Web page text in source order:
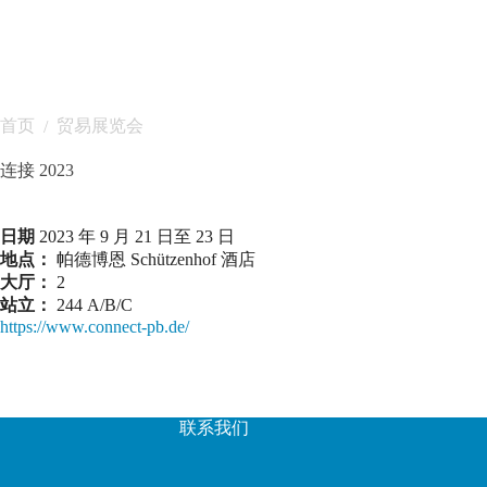
首页 / 贸易展览会
连接 2023
日期 2023 年 9 月 21 日至 23 日
地点： 帕德博恩 Schützenhof 酒店
大厅：
2
站立：
244 A/B/C
https://www.connect-pb.de/
联系我们